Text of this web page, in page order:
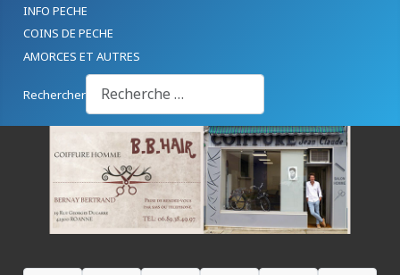
INFO PECHE
COINS DE PECHE
AMORCES ET AUTRES
Rechercher